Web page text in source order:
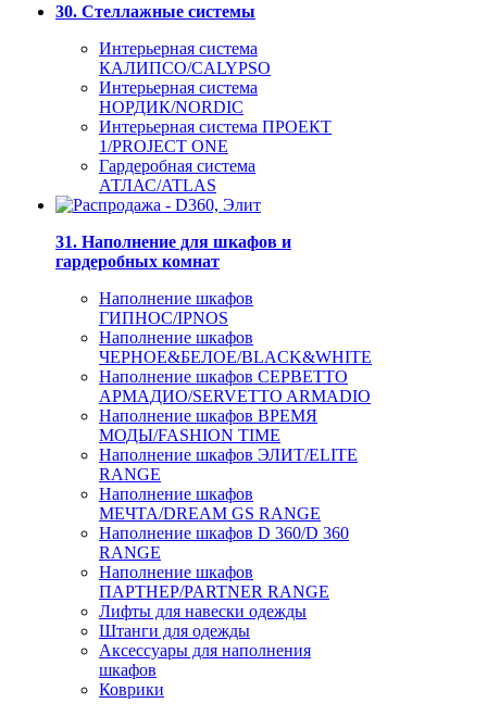
30. Стеллажные системы
Интерьерная система
КАЛИПСО/CALYPSO
Интерьерная система
НОРДИК/NORDIC
Интерьерная система ПРОЕКТ
1/PROJECT ONE
Гардеробная система
АТЛАС/ATLAS
31. Наполнение для шкафов и
гардеробных комнат
Наполнение шкафов
ГИПНОС/IPNOS
Наполнение шкафов
ЧЕРНОЕ&БЕЛОЕ/BLACK&WHITE
Наполнение шкафов СЕРВЕТТО
АРМАДИО/SERVETTO ARMADIO
Наполнение шкафов ВРЕМЯ
МОДЫ/FASHION TIME
Наполнение шкафов ЭЛИТ/ELITE
RANGE
Наполнение шкафов
МЕЧТА/DREAM GS RANGE
Наполнение шкафов D 360/D 360
RANGE
Наполнение шкафов
ПАРТНЕР/PARTNER RANGE
Лифты для навески одежды
Штанги для одежды
Аксессуары для наполнения
шкафов
Коврики